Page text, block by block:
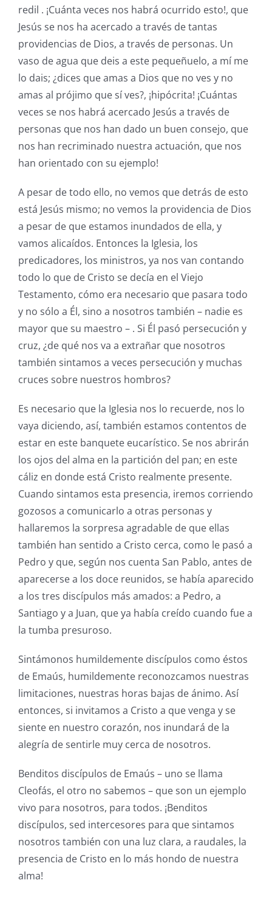
redil . ¡Cuánta veces nos habrá ocurrido esto!, que
Jesús se nos ha acercado a través de tantas
providencias de Dios, a través de personas. Un
vaso de agua que deis a este pequeñuelo, a mí me
lo dais; ¿dices que amas a Dios que no ves y no
amas al prójimo que sí ves?, ¡hipócrita! ¡Cuántas
veces se nos habrá acercado Jesús a través de
personas que nos han dado un buen consejo, que
nos han recriminado nuestra actuación, que nos
han orientado con su ejemplo!
A pesar de todo ello, no vemos que detrás de esto
está Jesús mismo; no vemos la providencia de Dios
a pesar de que estamos inundados de ella, y
vamos alicaídos. Entonces la Iglesia, los
predicadores, los ministros, ya nos van contando
todo lo que de Cristo se decía en el Viejo
Testamento, cómo era necesario que pasara todo
y no sólo a Él, sino a nosotros también – nadie es
mayor que su maestro – . Si Él pasó persecución y
cruz, ¿de qué nos va a extrañar que nosotros
también sintamos a veces persecución y muchas
cruces sobre nuestros hombros?
Es necesario que la Iglesia nos lo recuerde, nos lo
vaya diciendo, así, también estamos contentos de
estar en este banquete eucarístico. Se nos abrirán
los ojos del alma en la partición del pan; en este
cáliz en donde está Cristo realmente presente.
Cuando sintamos esta presencia, iremos corriendo
gozosos a comunicarlo a otras personas y
hallaremos la sorpresa agradable de que ellas
también han sentido a Cristo cerca, como le pasó a
Pedro y que, según nos cuenta San Pablo, antes de
aparecerse a los doce reunidos, se había aparecido
a los tres discípulos más amados: a Pedro, a
Santiago y a Juan, que ya había creído cuando fue a
la tumba presuroso.
Sintámonos humildemente discípulos como éstos
de Emaús, humildemente reconozcamos nuestras
limitaciones, nuestras horas bajas de ánimo. Así
entonces, si invitamos a Cristo a que venga y se
siente en nuestro corazón, nos inundará de la
alegría de sentirle muy cerca de nosotros.
Benditos discípulos de Emaús – uno se llama
Cleofás, el otro no sabemos – que son un ejemplo
vivo para nosotros, para todos. ¡Benditos
discípulos, sed intercesores para que sintamos
nosotros también con una luz clara, a raudales, la
presencia de Cristo en lo más hondo de nuestra
alma!